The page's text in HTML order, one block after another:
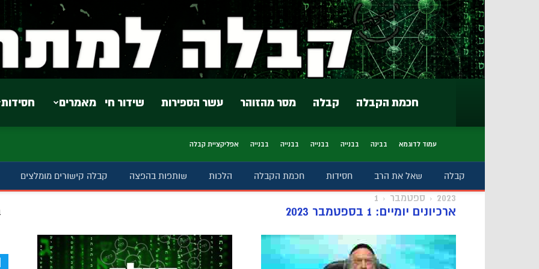
חסידות מאמרים שידור חי עשר הספירות מסר מהזוהר קבלה חכמת הקבלה
עמוד לדוגמא בבינה בבנייה בבנייה בבנייה בבנייה אפליקציית קבלה
קבלה שאל את הרב חסידות חכמת הקבלה הלכות שותפות בהפצה קבלה קישורים מומלצים
2023 ספטמבר 1
ארכיונים יומיים: 1 בספטמבר 2023